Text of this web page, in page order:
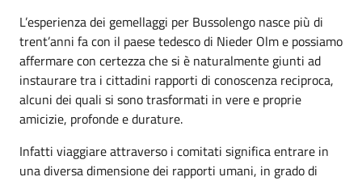
L’esperienza dei gemellaggi per Bussolengo nasce più di
trent’anni fa con il paese tedesco di Nieder Olm e possiamo
affermare con certezza che si è naturalmente giunti ad
instaurare tra i cittadini rapporti di conoscenza reciproca,
alcuni dei quali si sono trasformati in vere e proprie
amicizie, profonde e durature.
Infatti viaggiare attraverso i comitati significa entrare in
una diversa dimensione dei rapporti umani, in grado di